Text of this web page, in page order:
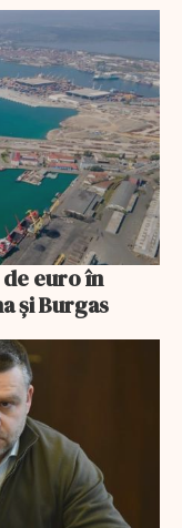
euro în
și Burgas